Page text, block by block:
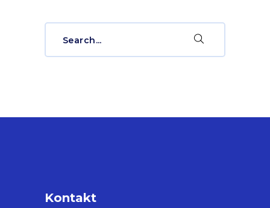
Kontakt